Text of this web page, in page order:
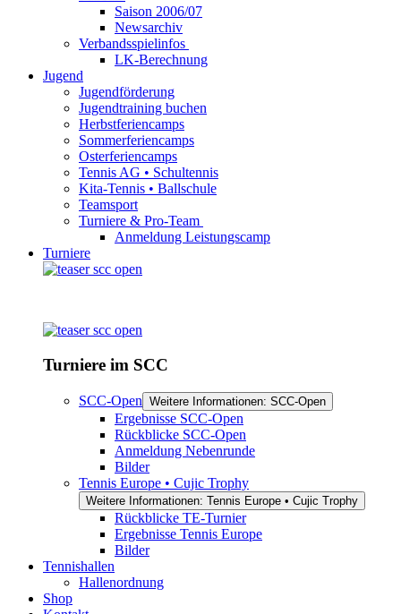
Saison 2006/07
Newsarchiv
Verbandsspielinfos
LK-Berechnung
Jugend
Jugendförderung
Jugendtraining buchen
Herbstferiencamps
Sommerferiencamps
Osterferiencamps
Tennis AG • Schultennis
Kita-Tennis • Ballschule
Teamsport
Turniere & Pro-Team
Anmeldung Leistungscamp
Turniere
Turniere im SCC
SCC-Open Weitere Informationen: SCC-Open
Ergebnisse SCC-Open
Rückblicke SCC-Open
Anmeldung Nebenrunde
Bilder
Tennis Europe • Cujic Trophy
Weitere Informationen: Tennis Europe • Cujic Trophy
Rückblicke TE-Turnier
Ergebnisse Tennis Europe
Bilder
Tennishallen
Hallenordnung
Shop